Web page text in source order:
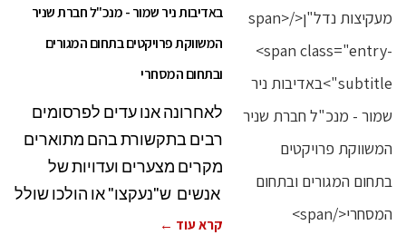
באדיבות ניר שמור - מנכ"ל חברת שניר
המשווקת פרויקטים בתחום המגורים
ובתחום המסחרי
לאחרונה אנו עדים לפרסומים
רבים בתקשורת בהם מתוארים
מקרים מצערים ועדויות של
אנשים ש"נעקצו" או הולכו שולל
קרא עוד ←